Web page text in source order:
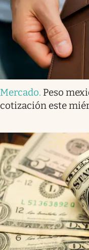
Mercado. Peso
cotización este